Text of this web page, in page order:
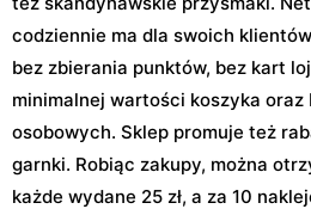
codziennie ma dla swoich
bez zbierania punktów, bez kart
minimalnej wartości koszyka oraz
osobowych. Sklep promuje też
garnki. Robiąc zakupy, można
każde wydane 25 zł, a za 10